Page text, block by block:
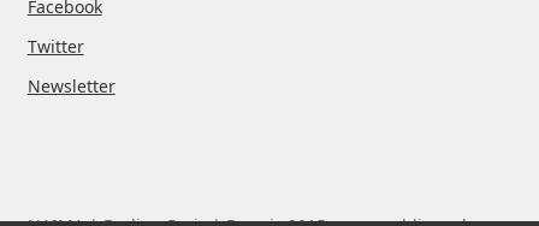
Facebook
Twitter
Newsletter